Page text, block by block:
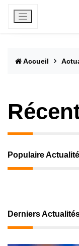
Accueil
Populaire
Derniers